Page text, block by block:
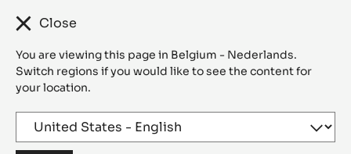
Close
You are viewing this page in Belgium - Nederlands.
Switch regions if you would like to see the content for
your location.